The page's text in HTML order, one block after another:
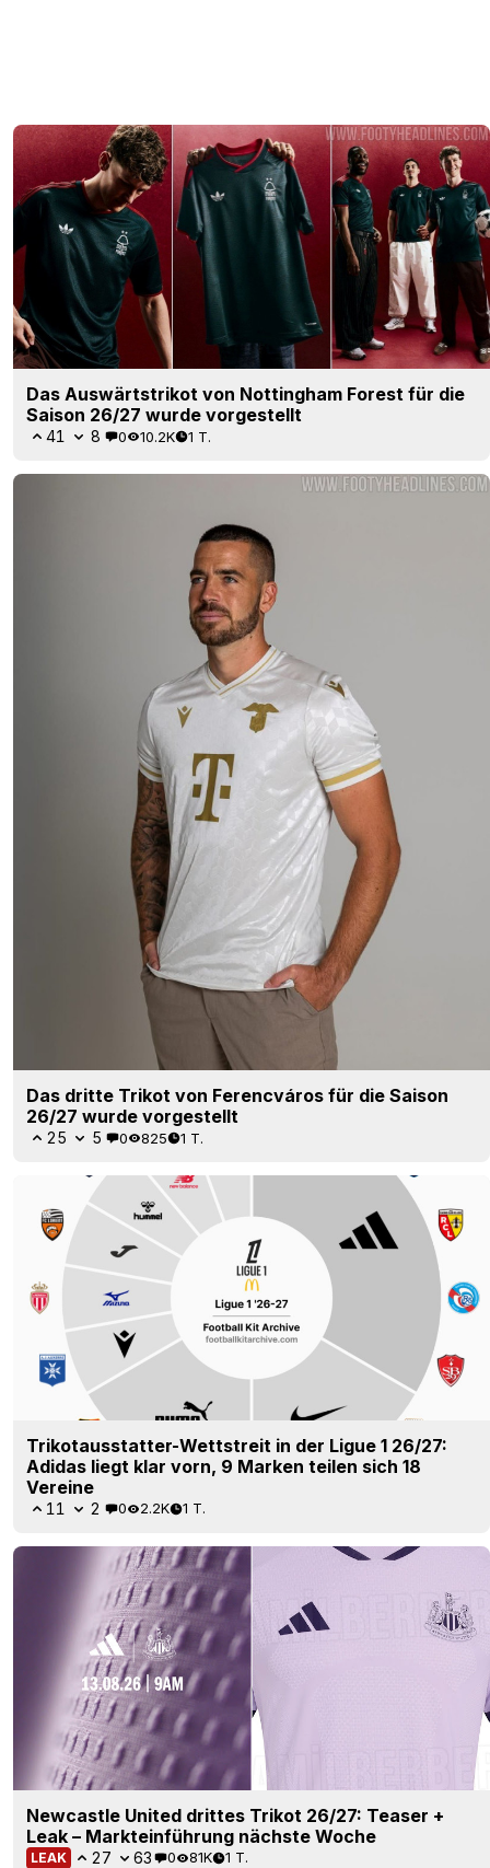
Das Auswärtstrikot von Nottingham Forest für die
Saison 26/27 wurde vorgestellt
41 8 0 10.2K 1 T.
Das dritte Trikot von Ferencváros für die Saison
26/27 wurde vorgestellt
25 5 0 825 1 T.
Trikotausstatter-Wettstreit in der Ligue 1 26/27:
Adidas liegt klar vorn, 9 Marken teilen sich 18
Vereine
11 2 0 2.2K 1 T.
Newcastle United drittes Trikot 26/27: Teaser +
Leak – Markteinführung nächste Woche
LEAK 27 63 0 81K 1 T.